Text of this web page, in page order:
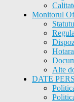
Monitorul
Alte
DATE